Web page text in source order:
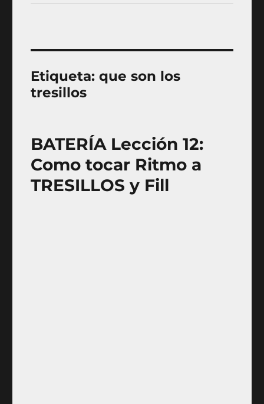
Etiqueta:que son los
tresillos
BATERÍA Lección 12:
Como tocar Ritmo a
TRESILLOS y Fill